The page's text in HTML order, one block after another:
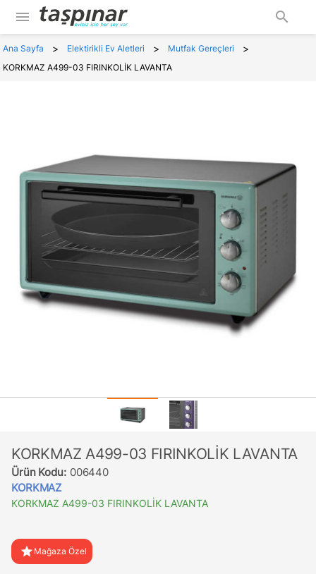
menu search
Ana Sayfa > Elektirikli Ev Aletleri > Mutfak Gereçleri >
KORKMAZ A499-03 FIRINKOLİK LAVANTA
KORKMAZ A499-03 FIRINKOLİK LAVANTA
Ürün Kodu: 006440
KORKMAZ
KORKMAZ A499-03 FIRINKOLİK LAVANTA
star Mağaza Özel